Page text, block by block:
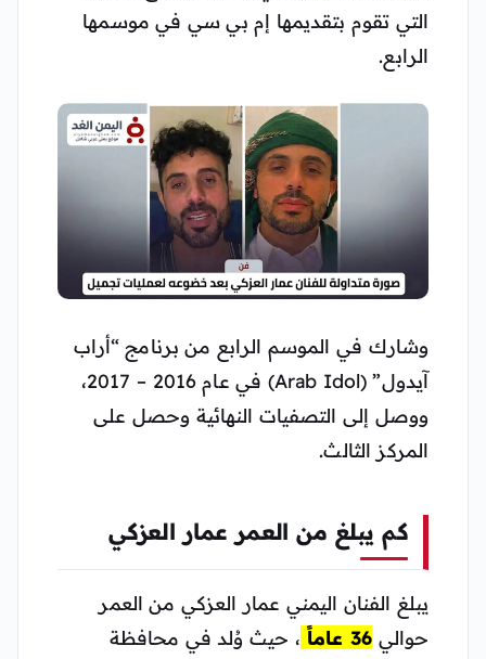
التي تقوم بتقديمها إم بي سي في موسمها
الرابع.
وشارك في الموسم الرابع من برنامج “أراب
آيدول” (Arab Idol) في عام 2016 – 2017،
ووصل إلى التصفيات النهائية وحصل على
المركز الثالث.
كم يبلغ من العمر عمار العزكي
يبلغ الفنان اليمني عمار العزكي من العمر
حوالي 36 عاماً
، حيث وُلد في محافظة